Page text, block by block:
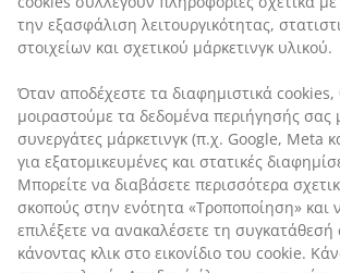
Διακοσμήστε και
μαγική ατμόσφαιρα
την εξασφάλιση λειτουργικότητας,
στοιχείων και σχετικού μάρκετινγκ υλικού.
Όταν αποδέχεστε τα διαφημιστικά cookies,
μοιραστούμε τα δεδομένα περιήγησής σας
συνεργάτες μάρκετινγκ (π.χ. Google, Meta
για εξατομικευμένες και στατικές
Μπορείτε να διαβάσετε περισσότερα
σκοπούς στην ενότητα «Τροποποίηση» και
επιλέξετε να ανακαλέσετε τη συγκατάθεσή
κάνοντας κλικ στο εικονίδιο του cookie.